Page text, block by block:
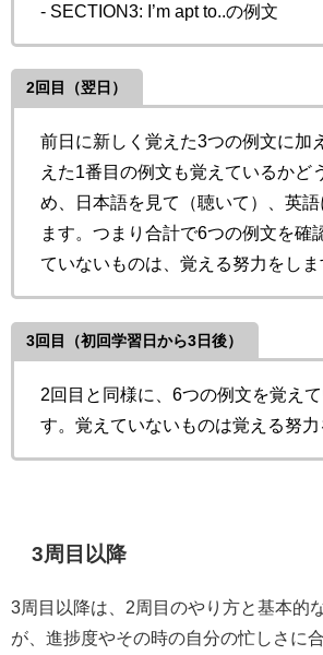
- SECTION3: I’m apt to..の例文
2回目（翌日）
前日に新しく覚えた3つの例文に加
えた1番目の例文も覚えているかど
め、日本語を見て（聴いて）、英語
ます。つまり合計で6つの例文を確
ていないものは、覚える努力をしま
3回目（初回学習日から3日後）
2回目と同様に、6つの例文を覚え
す。覚えていないものは覚える努力
3周目以降
3周目以降は、2周目のやり方と基本的
が、進捗度やその時の自分の忙しさに